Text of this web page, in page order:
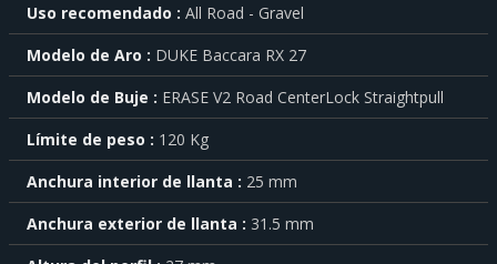
saber
más
sobre
cada
característica
haga
click
sobre
símbolo
.
También
Uso recomendado
All Road - Gravel
Modelo de Aro
DUKE Baccara RX 27
Modelo de Buje
ERASE V2 Road CenterLock Straightpull
Límite de peso
120 Kg
Anchura interior de llanta
25 mm
Anchura exterior de llanta
31.5 mm